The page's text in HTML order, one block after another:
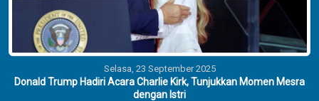
Selasa, 23 September 2025
Donald Trump Hadiri Acara Charlie Kirk, Tunjukkan Momen Mesra
dengan Istri